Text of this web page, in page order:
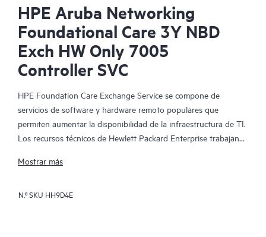
HPE Aruba Networking
Foundational Care 3Y NBD
Exch HW Only 7005
Controller SVC
HPE Foundation Care Exchange Service se compone de
servicios de software y hardware remoto populares que
permiten aumentar la disponibilidad de la infraestructura de TI.
Los recursos técnicos de Hewlett Packard Enterprise trabajan
software de tus productos de HPE.
La sustitución de hardware ofrece un servicio de intercambio
Mostrar más
N.º SKU HH9D4E